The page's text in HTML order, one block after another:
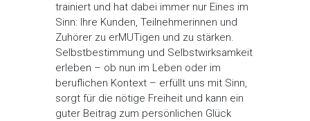
trainiert und hat dabei immer nur Eines im
Sinn: Ihre Kunden, Teilnehmerinnen und
Zuhörer zu erMUTigen und zu stärken.
Selbstbestimmung und Selbstwirksamkeit
erleben – ob nun im Leben oder im
beruflichen Kontext – erfüllt uns mit Sinn,
sorgt für die nötige Freiheit und kann ein
guter Beitrag zum persönlichen Glück